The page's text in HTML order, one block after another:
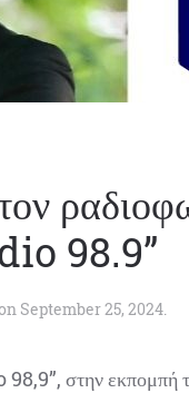
98.9”
September 25, 2024.
στην εκπομπή